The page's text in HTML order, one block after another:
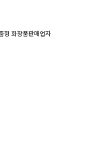
형 화장품판매업자